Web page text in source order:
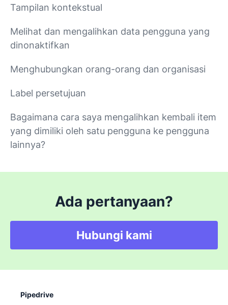
Tampilan kontekstual
Melihat dan mengalihkan data pengguna yang
dinonaktifkan
Menghubungkan orang-orang dan organisasi
Label persetujuan
Bagaimana cara saya mengalihkan kembali item
yang dimiliki oleh satu pengguna ke pengguna
lainnya?
Ada pertanyaan?
Hubungi kami
Pipedrive